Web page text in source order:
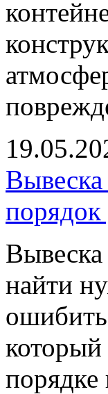
порядок
найти
который
порядке